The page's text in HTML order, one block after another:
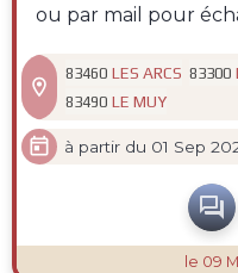
ou par mail pour

83460 LES ARCS 83300
83490 LE MUY
 à partir du 01 Sep

le 09